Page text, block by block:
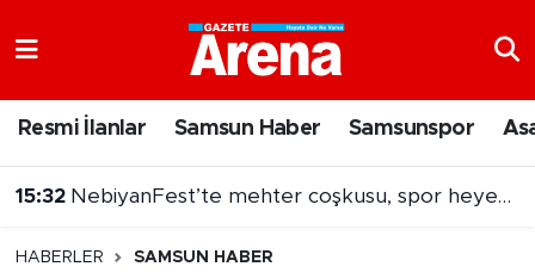
Resmi İlanlar Samsun Haber Samsunspor
15:32 NebiyanFest’te mehter coşkusu, spor heyecanı
HABERLER SAMSUN HABER
Samsun Namaz Vakitleri